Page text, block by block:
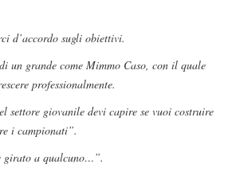
d’accordo sugli obiettivi.
un grande come Mimmo Caso, con il quale
professionalmente.
settore giovanile devi capire se vuoi costruire
i campionati”.
girato a qualcuno…”.